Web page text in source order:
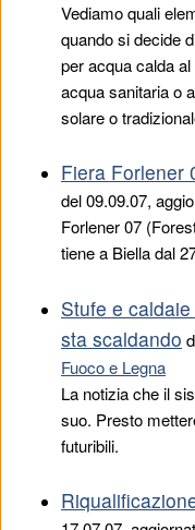
Vediamo quali
quando si decide
per acqua calda
acqua sanitaria o
solare o
Fiera Forlener
del09.09.07,
Forlener 07
tiene a Biella dal
Stufe e
sta scaldando
Fuoco e Legna
La notizia che il
suo. Presto
futuribili.